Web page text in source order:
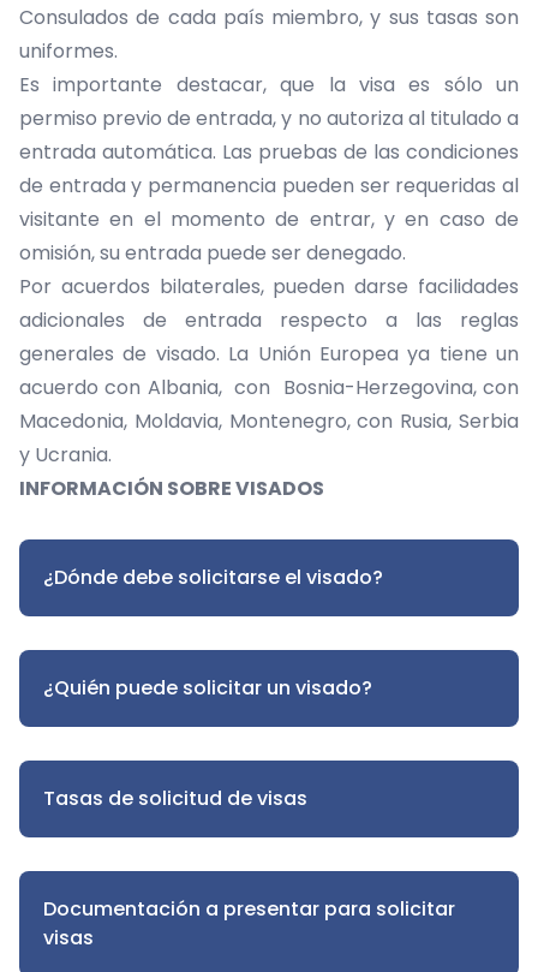
Consulados de cada país miembro, y sus tasas son
uniformes.
Es importante destacar, que la visa es sólo un
permiso previo de entrada, y no autoriza al titulado a
entrada automática. Las pruebas de las condiciones
de entrada y permanencia pueden ser requeridas al
visitante en el momento de entrar, y en caso de
omisión, su entrada puede ser denegado.
Por acuerdos bilaterales, pueden darse facilidades
adicionales de entrada respecto a las reglas
generales de visado. La Unión Europea ya tiene un
acuerdo con Albania, con Bosnia-Herzegovina, con
Macedonia, Moldavia, Montenegro, con Rusia, Serbia
y Ucrania.
INFORMACIÓN SOBRE VISADOS
¿Dónde debe solicitarse el visado?
¿Quién puede solicitar un visado?
Tasas de solicitud de visas
Documentación a presentar para solicitar
visas